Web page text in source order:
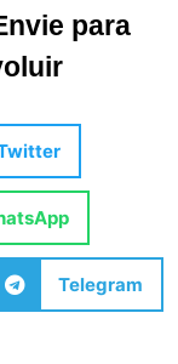
para
Telegram